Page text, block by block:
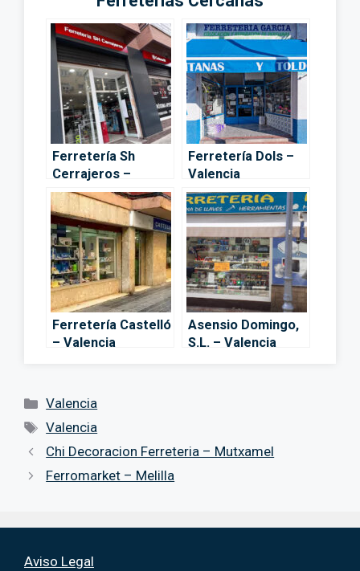
Ferretería Sh
Cerrajeros –
Valencia
Ferretería Dols –
Valencia
Ferretería Castelló
– Valencia
Asensio Domingo,
S.L. – Valencia
Categorías
Valencia
Etiquetas
Valencia
Chi Decoracion Ferreteria – Mutxamel
Ferromarket – Melilla
Aviso Legal